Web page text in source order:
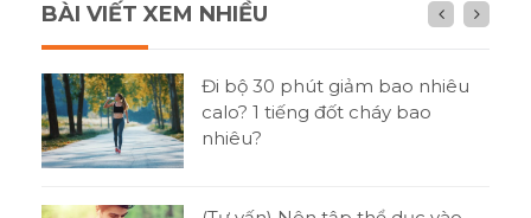
BÀI VIẾT XEM NHIỀU
Đi bộ 30 phút giảm bao nhiêu
calo? 1 tiếng đốt cháy bao
nhiêu?